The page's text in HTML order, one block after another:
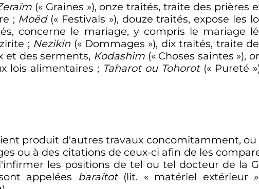
(« Graines »), onze traités, traite des prières
; Moëd(« Festivals »), douze traités, expose les
concerne le mariage, y compris le mariage
; Nezikin (« Dommages »), dix traités, traite
et des serments, Kodashim(« Choses saintes »),
lois alimentaires ; Taharot ou Tohorot(« Pureté
produit d'autres travaux concomitamment, ou
ou à des citations de ceux-ci afin de les
les positions de tel ou tel docteur de la
appelées baraïtot(lit. « matériel extérieur